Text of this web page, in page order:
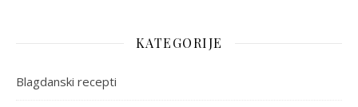
KATEGORIJE
Blagdanski recepti